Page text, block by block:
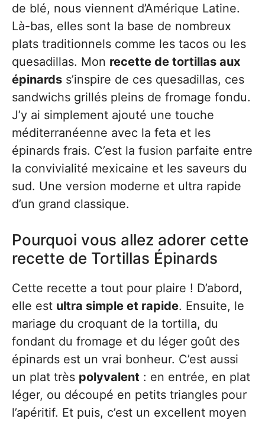
de blé, nous viennent d’Amérique Latine.
Là-bas, elles sont la base de nombreux
plats traditionnels comme les tacos ou les
quesadillas. Mon recette de tortillas aux
épinards s’inspire de ces quesadillas, ces
sandwichs grillés pleins de fromage fondu.
J’y ai simplement ajouté une touche
méditerranéenne avec la feta et les
épinards frais. C’est la fusion parfaite entre
la convivialité mexicaine et les saveurs du
sud. Une version moderne et ultra rapide
d’un grand classique.
Pourquoi vous allez adorer cette
recette de Tortillas Épinards
Cette recette a tout pour plaire ! D’abord,
elle est ultra simple et rapide. Ensuite, le
mariage du croquant de la tortilla, du
fondant du fromage et du léger goût des
épinards est un vrai bonheur. C’est aussi
un plat très polyvalent : en entrée, en plat
léger, ou découpé en petits triangles pour
l’apéritif. Et puis, c’est un excellent moyen